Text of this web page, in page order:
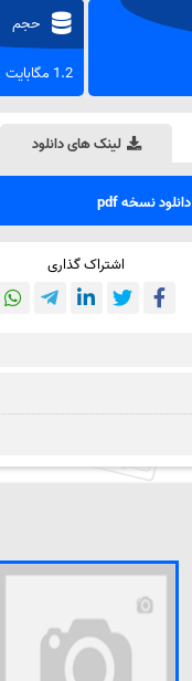
حجم
1.2 مگابایت
لینک های دانلود
دانلود نسخه pdf
اشتراک گذاری